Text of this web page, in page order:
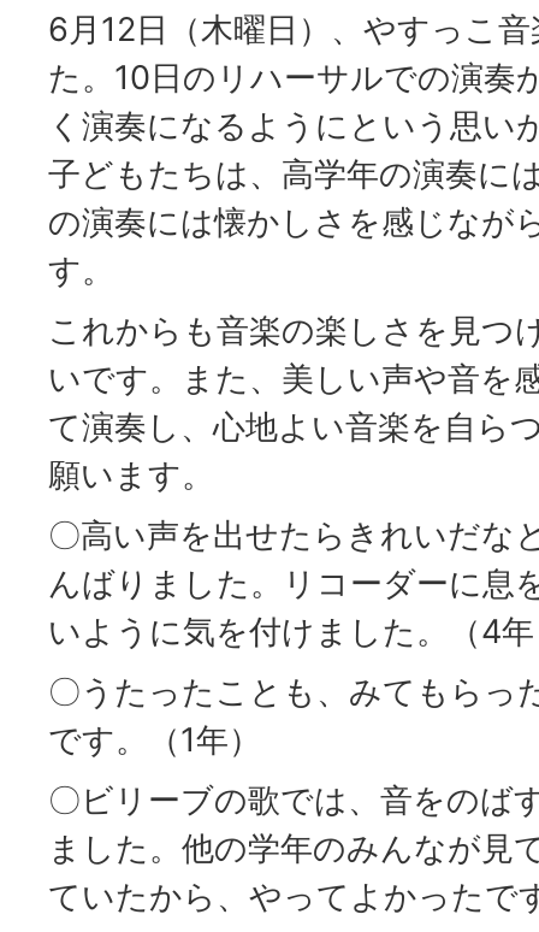
6月12日（木曜日）、やすっこ
た。10日のリハーサルでの演奏
く演奏になるようにという思い
子どもたちは、高学年の演奏に
の演奏には懐かしさを感じなが
す。
これからも音楽の楽しさを見つ
いです。また、美しい声や音を
て演奏し、心地よい音楽を自ら
願います。
〇高い声を出せたらきれいだな
んばりました。リコーダーに息
いように気を付けました。（4
〇うたったことも、みてもらっ
です。（1年）
〇ビリーブの歌では、音をのば
ました。他の学年のみんなが見
ていたから、やってよかったで